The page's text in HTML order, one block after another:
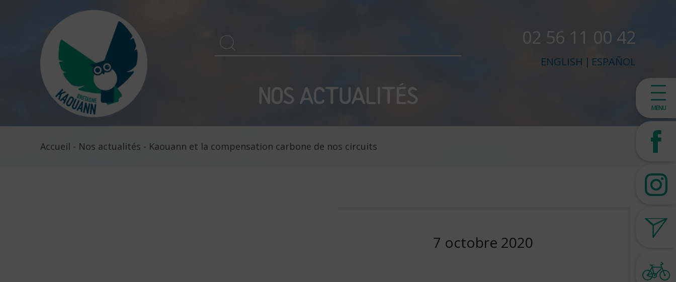
Search
for:SEARCH 02 56 11 00 42
ENGLISH | ESPAÑOL
NOS ACTUALITÉS MENU
Accueil - Nos actualités - Kaouann et la compensation carbone de nos circuits
Posted
7 octobre 2020